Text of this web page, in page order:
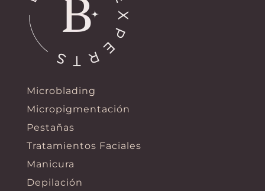
Microblading
Micropigmentación
Pestañas
Tratamientos Faciales
Manicura
Depilación